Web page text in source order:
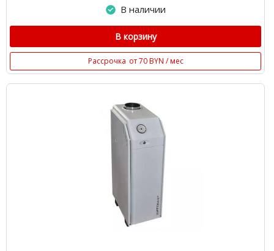
В наличии
В корзину
Рассрочка от 70 BYN / мес